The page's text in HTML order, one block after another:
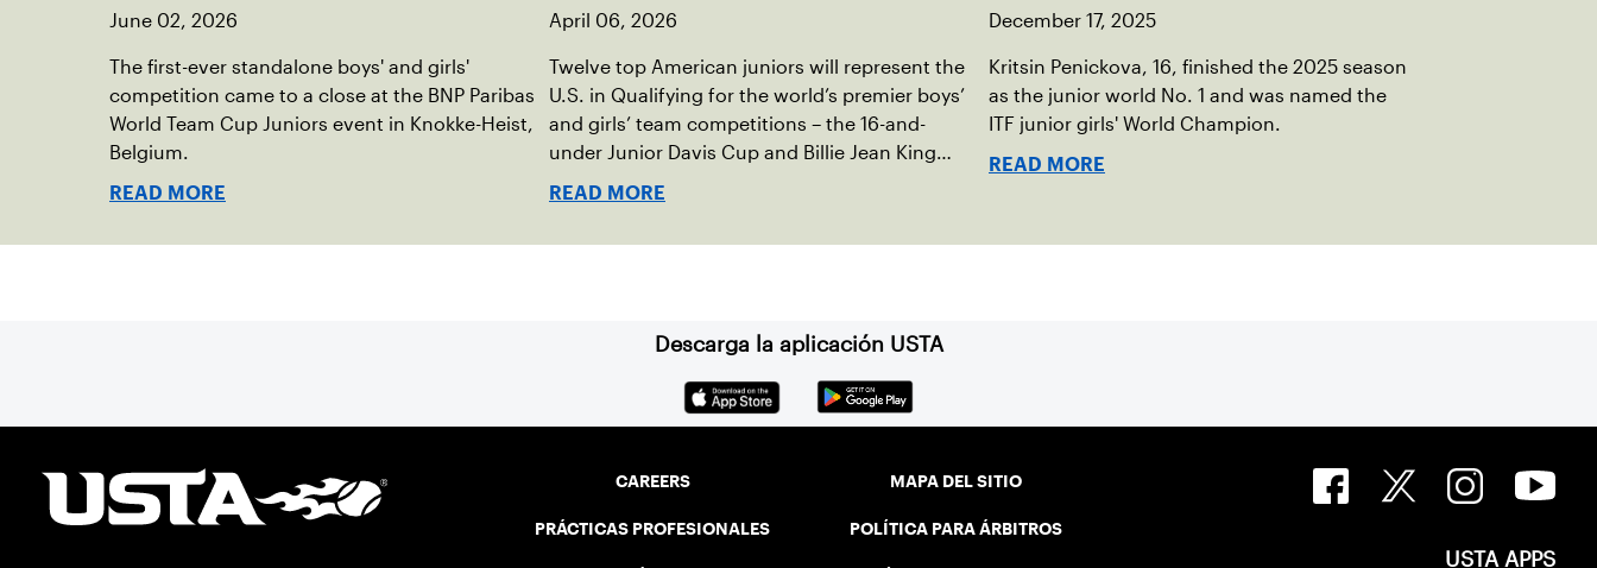
June 02, 2026
The first-ever standalone boys' and girls'
competition came to a close at the BNP Paribas
World Team Cup Juniors event in Knokke-Heist,
Belgium.
READ MORE
April 06, 2026
Twelve top American juniors will represent the
U.S. in Qualifying for the world’s premier boys’
and girls’ team competitions – the 16-and-
under Junior Davis Cup and Billie Jean King
Cup by Gainbridge and the 14-and-under ITF
READ MORE
December 17, 2025
Kritsin Penickova, 16, finished the 2025 season
as the junior world No. 1 and was named the
ITF junior girls' World Champion.
READ MORE
Descarga la aplicación USTA
CAREERS
PRÁCTICAS PROFESIONALES
MAPA DEL SITIO
POLÍTICA PARA ÁRBITROS
USTA APPS